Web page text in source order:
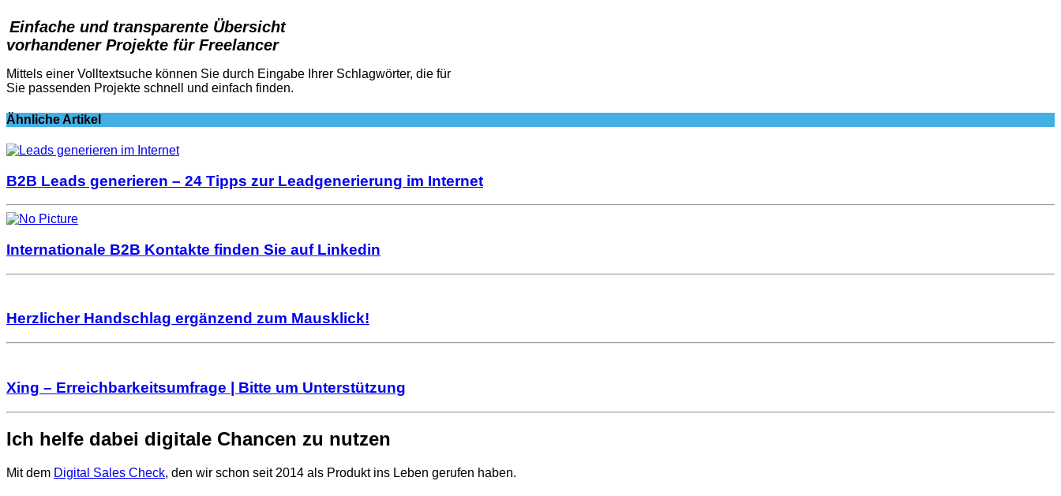
Einfache und transparente Übersicht
vorhandener Projekte für Freelancer
Mittels einer Volltextsuche können Sie durch Eingabe Ihrer Schlagwörter, die für
Sie passenden Projekte schnell und einfach finden.
Ähnliche Artikel
B2B Leads generieren – 24 Tipps zur Leadgenerierung im Internet
Internationale B2B Kontakte finden Sie auf Linkedin
Herzlicher Handschlag ergänzend zum Mausklick!
Xing – Erreichbarkeitsumfrage | Bitte um Unterstützung
Ich helfe dabei digitale Chancen zu nutzen
Mit dem Digital Sales Check, den wir schon seit 2014 als Produkt ins Leben gerufen haben.